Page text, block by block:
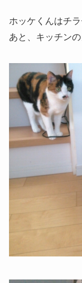
ホッケくんはチ
あと、キッチン